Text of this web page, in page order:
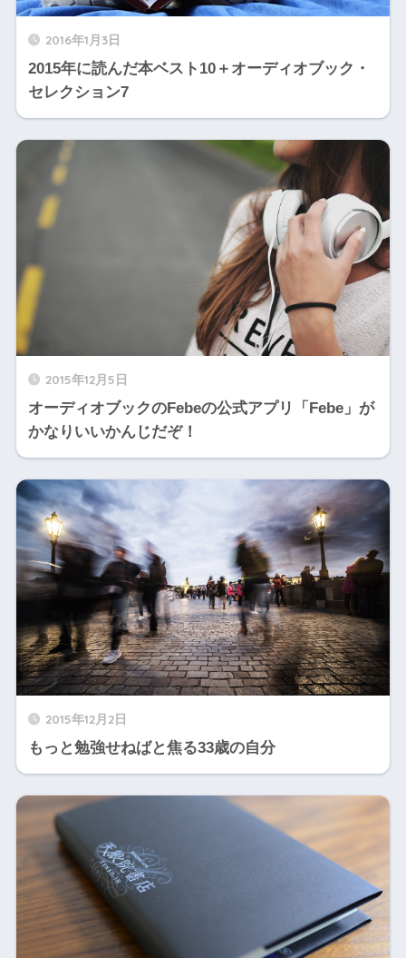
2016年1月3日
2015年に読んだ本ベスト10＋オーディオブック・
セレクション7
2015年12月5日
オーディオブックのFebeの公式アプリ「Febe」が
かなりいいかんじだぞ！
2015年12月2日
もっと勉強せねばと焦る33歳の自分